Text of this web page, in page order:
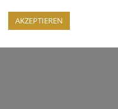
199,00€
AKZEPTIEREN